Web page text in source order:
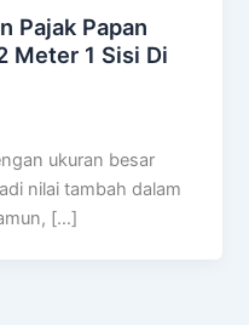
Pajak Papan
Meter 1 Sisi Di
ukuran besar
nilai tambah dalam
[…]